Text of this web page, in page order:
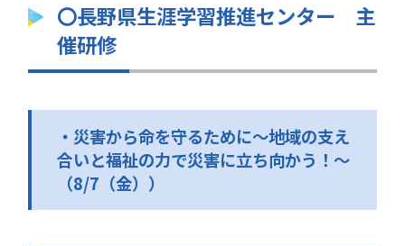
〇長野県生涯学習推進センター 主
催研修
・災害から命を守るために～地域の支え
合いと福祉の力で災害に立ち向かう！～
（8/7（金））